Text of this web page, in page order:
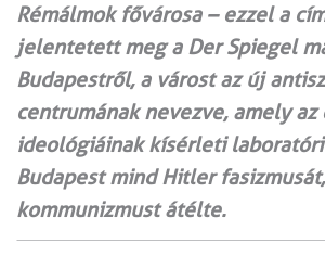
Rémálmok fővárosa – ezzel a
jelentetett meg a Der Spiegel
Budapestről, a várost az új
centrumának nevezve, amely az
ideológiáinak kísérleti
Budapest mind Hitler
kommunizmust átélte.